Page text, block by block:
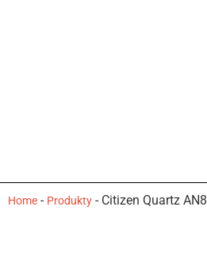
Home - Produkty - Citizen Quartz